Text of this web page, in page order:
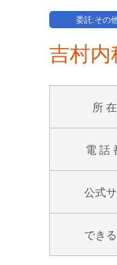
委託:その
吉村内
所
電 話
公式
でき